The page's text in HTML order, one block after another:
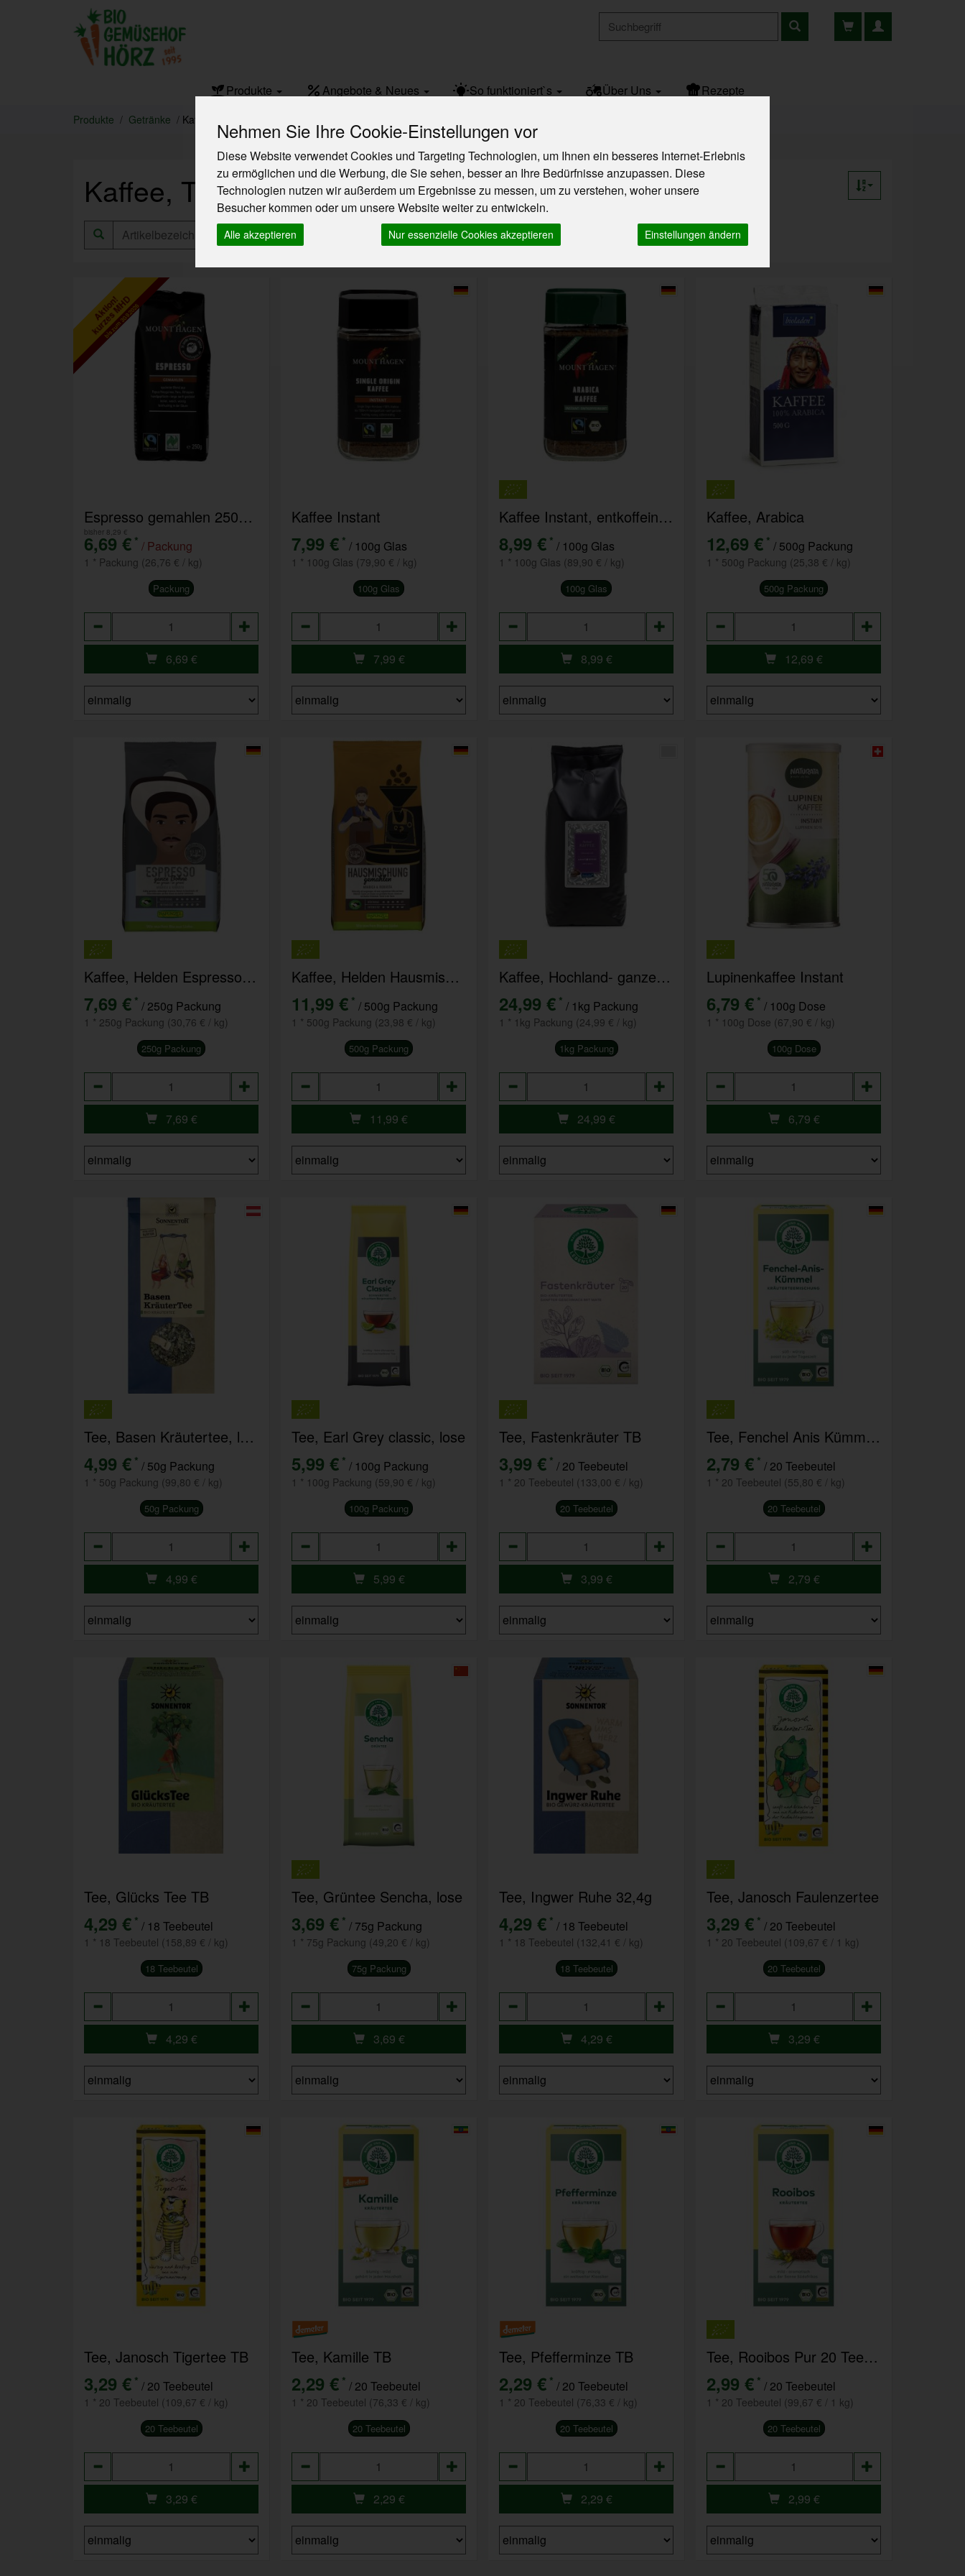
Nehmen Sie Ihre Cookie-Einstellungen vor
Diese Website verwendet Cookies und Targeting Technologien, um Ihnen ein besseres Internet-Erlebnis
zu ermöglichen und die Werbung, die Sie sehen, besser an Ihre Bedürfnisse anzupassen. Diese
Technologien nutzen wir außerdem um Ergebnisse zu messen, um zu verstehen, woher unsere
Besucher kommen oder um unsere Website weiter zu entwickeln.
Alle akzeptieren Nur essenzielle Cookies akzeptieren Einstellungen ändern
Produkt
Produkte Angebote & Neues So funktioniert`s Über Uns Rezepte
Produkte Getränke Kaffee, Tee & Kakao
Kaffee, Tee & Kakao 25 von 762
Ernährung Allergene
Aktion!
kurzes MHD
bis zum 30.9.2026
Espresso gemahlen 250g - solange Vorrat reicht
bisher 8,29 €
6,69 € * / Packung
1 * Packung (26,76 € / kg)
Packung
6,69 €
Kaffee Instant
7,99 € * / 100g Glas
1 * 100g Glas (79,90 € / kg)
100g Glas
7,99 €
Kaffee Instant, entkoffeiniert
8,99 € * / 100g Glas
1 * 100g Glas (89,90 € / kg)
100g Glas
8,99 €
Kaffee, Arabica
12,69 € * / 500g Packung
1 * 500g Packung (25,38 € / kg)
500g Packung
12,69 €
Kaffee, Helden Espresso ganze Bohne
7,69 € * / 250g Packung
1 * 250g Packung (30,76 € / kg)
250g Packung
7,69 €
Kaffee, Helden Hausmischung, gemahlen
11,99 € * / 500g Packung
1 * 500g Packung (23,98 € / kg)
500g Packung
11,99 €
Kaffee, Hochland- ganze Bohne
24,99 € * / 1kg Packung
1 * 1kg Packung (24,99 € / kg)
1kg Packung
24,99 €
Lupinenkaffee Instant
6,79 € * / 100g Dose
1 * 100g Dose (67,90 € / kg)
100g Dose
6,79 €
Tee, Basen Kräutertee, lose
4,99 € * / 50g Packung
1 * 50g Packung (99,80 € / kg)
50g Packung
4,99 €
Tee, Earl Grey classic, lose
5,99 € * / 100g Packung
1 * 100g Packung (59,90 € / kg)
100g Packung
5,99 €
Tee, Fastenkräuter TB
3,99 € * / 20 Teebeutel
1 * 20 Teebeutel (133,00 € / kg)
20 Teebeutel
3,99 €
Tee, Fenchel Anis Kümmel TB
2,79 € * / 20 Teebeutel
1 * 20 Teebeutel (55,80 € / kg)
20 Teebeutel
2,79 €
Tee, Glücks Tee TB
4,29 € * / 18 Teebeutel
1 * 18 Teebeutel (158,89 € / kg)
18 Teebeutel
4,29 €
Tee, Grüntee Sencha, lose
3,69 € * / 75g Packung
1 * 75g Packung (49,20 € / kg)
75g Packung
3,69 €
Tee, Ingwer Ruhe 32,4g
4,29 € * / 18 Teebeutel
1 * 18 Teebeutel (132,41 € / kg)
18 Teebeutel
4,29 €
Tee, Janosch Faulenzertee
3,29 € * / 20 Teebeutel
1 * 20 Teebeutel (109,67 € / 1 kg)
20 Teebeutel
3,29 €
Tee, Janosch Tigertee TB
3,29 € * / 20 Teebeutel
1 * 20 Teebeutel (109,67 € / kg)
20 Teebeutel
3,29 €
Tee, Kamille TB
2,29 € * / 20 Teebeutel
1 * 20 Teebeutel (76,33 € / kg)
20 Teebeutel
2,29 €
Tee, Pfefferminze TB
2,29 € * / 20 Teebeutel
1 * 20 Teebeutel (76,33 € / kg)
20 Teebeutel
2,29 €
Tee, Rooibos Pur 20 Teebeutel
2,99 € * / 20 Teebeutel
1 * 20 Teebeutel (99,67 € / 1 kg)
20 Teebeutel
2,99 €